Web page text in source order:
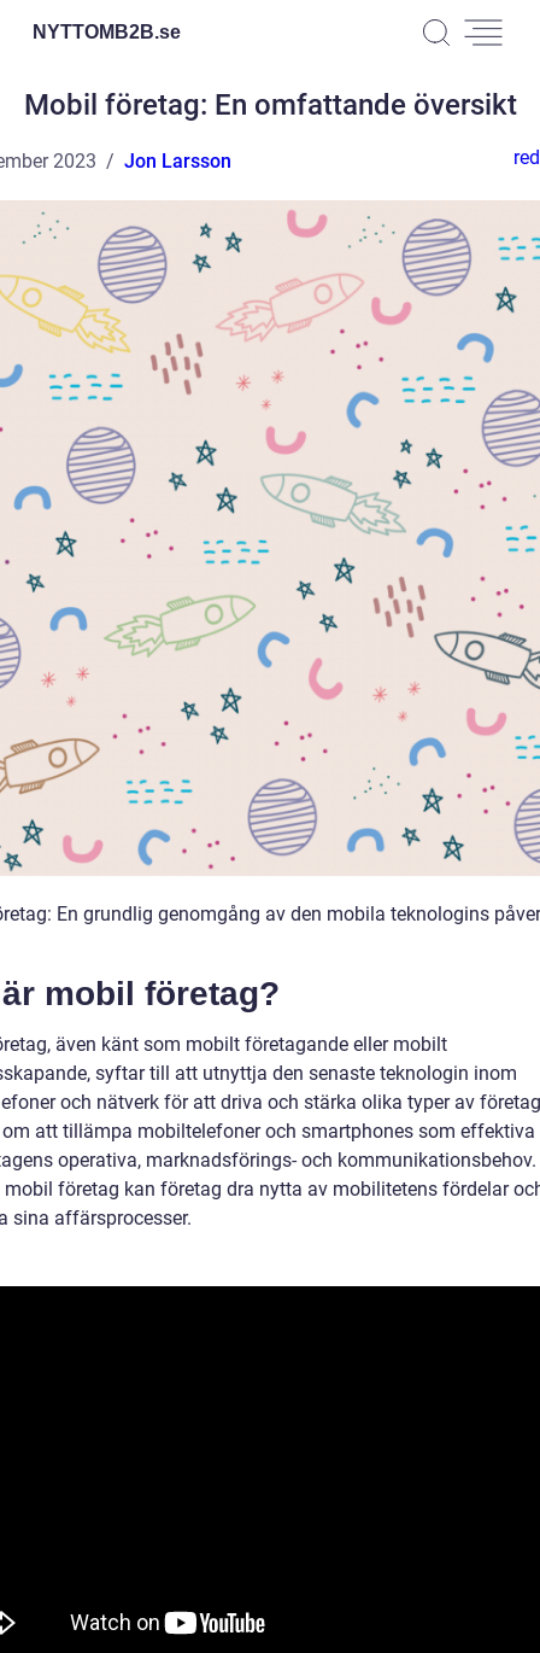
NYTTOMB2B.se
Mobil företag: En omfattande översikt
2023 Jon Larsson
En grundlig genomgång av den mobila teknologins
mobil företag?
även känt som mobilt företagande eller mobilt
syftar till att utnyttja den senaste teknologin inom
och nätverk för att driva och stärka olika typer av
att tillämpa mobiltelefoner och smartphones som effektiva
operativa, marknadsförings- och
företag kan företag dra nytta av mobilitetens fördelar
sina affärsprocesser.